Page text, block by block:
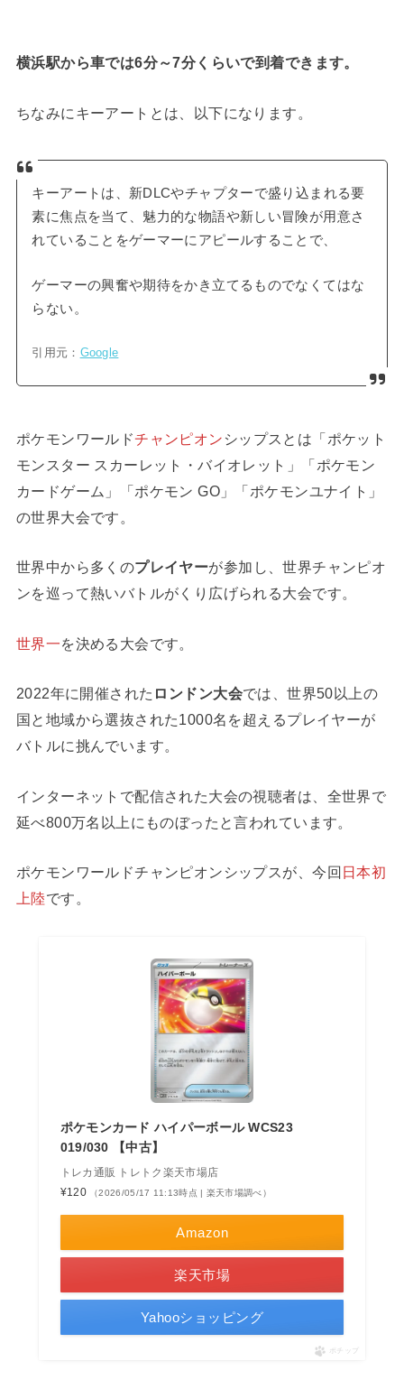
横浜駅から車では6分～7分くらいで到着できます。
ちなみにキーアートとは、以下になります。
キーアートは、新DLCやチャプターで盛り込まれる要
素に焦点を当て、魅力的な物語や新しい冒険が用意さ
れていることをゲーマーにアピールすることで、
ゲーマーの興奮や期待をかき立てるものでなくてはな
らない。
引用元： Google
ポケモンワールドチャンピオン シップスとは「ポケット
モンスター スカーレット・バイオレット」「ポケモン
カードゲーム」「ポケモン GO」「ポケモンユナイト」
の世界大会です。
世界中から多くのプレイヤーが参加し、世界チャンピオ
ンを巡って熱いバトルがくり広げられる大会です。
世界一を決める大会です。
2022年に開催された ロンドン大会では、世界50以上の
国と地域から選抜された1000名を超えるプレイヤーが
バトルに挑んでいます。
インターネットで配信された大会の視聴者は、全世界で
延べ800万名以上にものぼったと言われています。
ポケモンワールドチャンピオンシップスが、今回 日本初
上陸です。
ポケモンカード ハイパーボール WCS23
019/030 【中古】
トレカ通販 トレトク楽天市場店
¥120
（2026/05/17 11:13時点 | 楽天市場調べ）
Amazon
楽天市場
Yahooショッピング
ポチップ